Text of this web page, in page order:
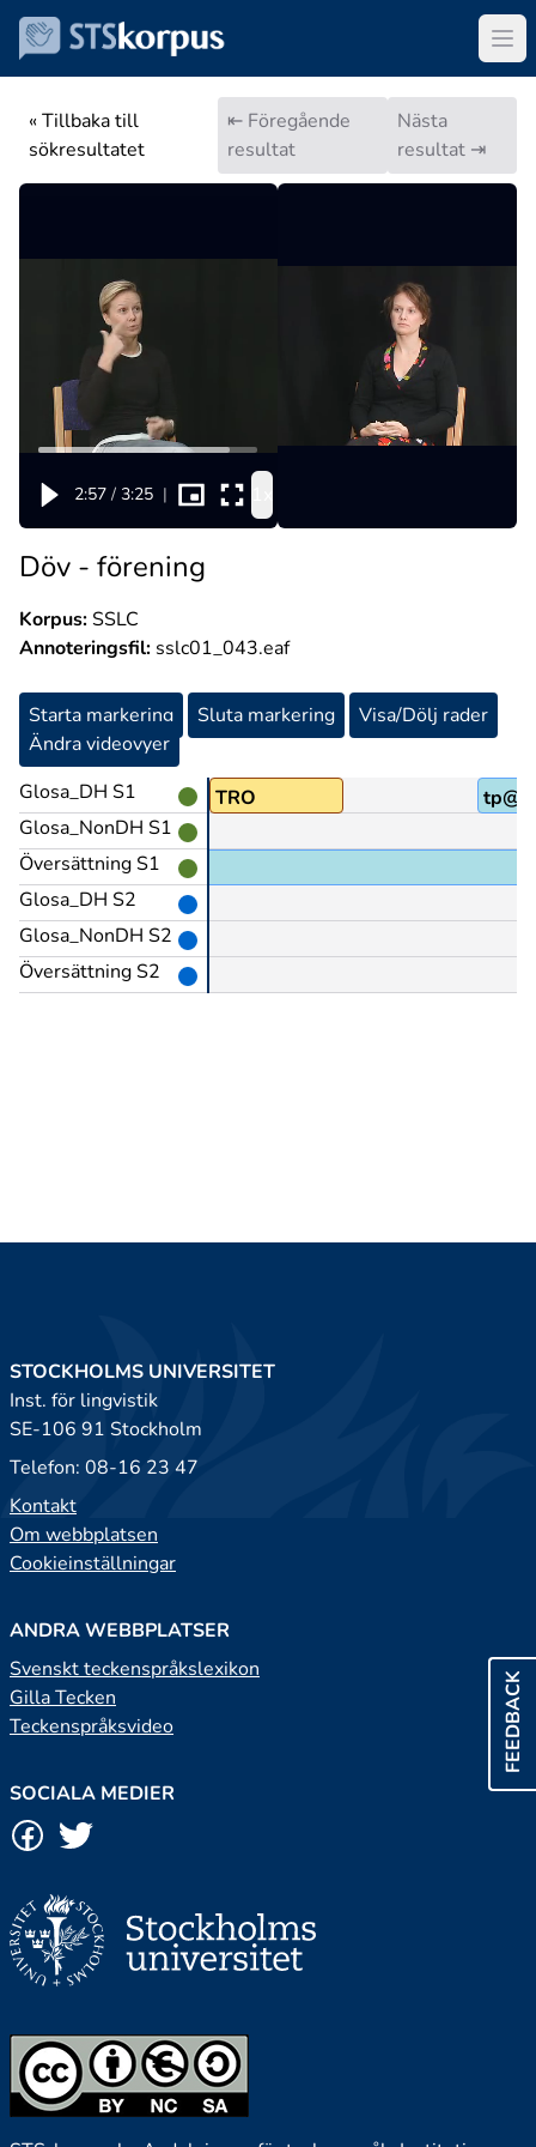
« Tillbaka till
sökresultatet
⇤ Föregående
resultat
Nästa
resultat ⇥
2:57 / 3:25 |
Döv - förening
Korpus:SSLC
Annoteringsfil: sslc01_043.eaf
Starta markering Sluta markering
Visa/Dölj rader
Ändra videovyer
Glosa_DH S1
Glosa_NonDH S1
Översättning S1
Glosa_DH S2
Glosa_NonDH S2
Översättning S2
TRO tp@&
FEEDBACK
STOCKHOLMS UNIVERSITET
Inst. för lingvistik
SE-106 91 Stockholm
Telefon: 08-16 23 47
Kontakt
Om webbplatsen
Cookieinställningar
ANDRA WEBBPLATSER
Svenskt teckenspråkslexikon
Gilla Tecken
Teckenspråksvideo
SOCIALA MEDIER